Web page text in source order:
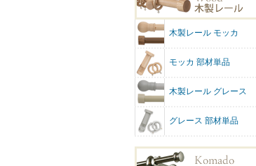
木製レール モッカ
モッカ 部材単品
木製レール グレース
グレース 部材単品